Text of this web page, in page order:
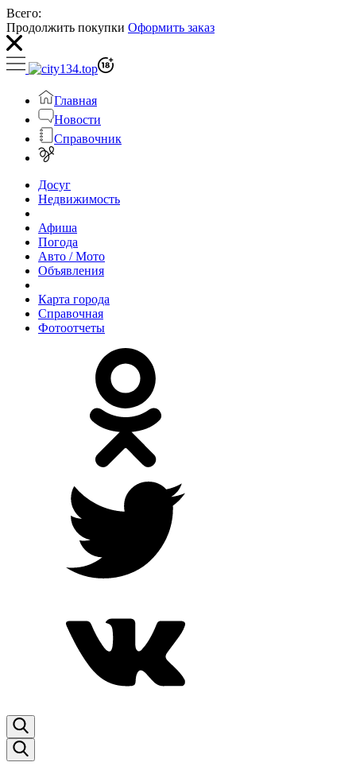
Всего:
Продолжить покупки Оформить заказ
Главная
Новости
Справочник
Досуг
Недвижимость
Афиша
Погода
Авто / Мото
Объявления
Карта города
Справочная
Фотоотчеты